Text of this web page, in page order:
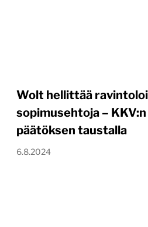
Wolt hellittää
sopimusehtoja –
päätöksen taustalla
6.8.2024